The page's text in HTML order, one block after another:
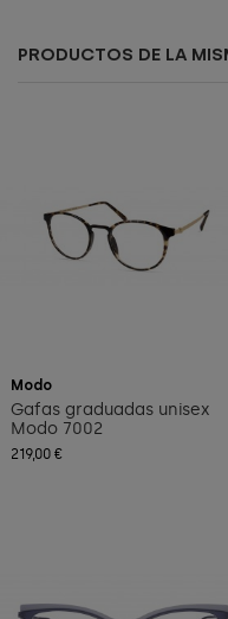
PRODUCTOS DE LA
Modo
Gafas graduadas unisex
Modo 7002
219,00 €